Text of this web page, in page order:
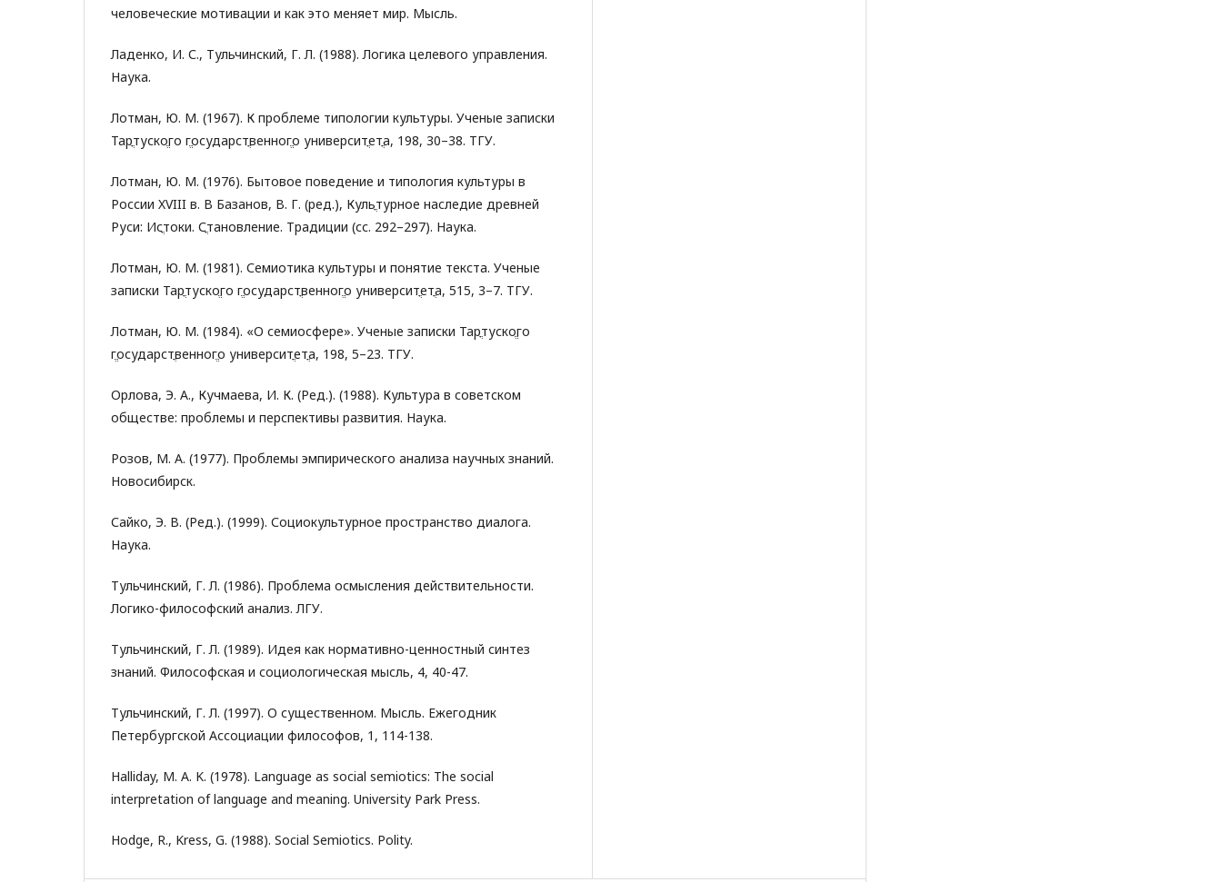
человеческие мотивации и как это меняет мир. Мысль.
Ладенко, И. С., Тульчинский, Г. Л. (1988). Логика целевого управления.
Наука.
Лотман, Ю. М. (1967). К проблеме типологии культуры. Ученые записки
Тарֳтускоֱго гֱосударстֳвенногֱо университֳетֳа, 198, 30–38. ТГУ.
Лотман, Ю. М. (1976). Бытовое поведение и типология культуры в
России XVIII в. В Базанов, В. Г. (ред.), Кульֳтурное наследие древней
Руси: Исֳтоки. Сֳтановление. Традиции (сс. 292–297). Hаука.
Лотман, Ю. М. (1981). Семиотика культуры и понятие текста. Ученые
записки Тарֳтускоֱго гֱосударстֳвенногֱо университֳетֳа, 515, 3–7. ТГУ.
Лотман, Ю. М. (1984). «О семиосфере». Ученые записки Тарֳтускоֱго
гֱосударстֳвенногֱо университֳетֳа, 198, 5–23. ТГУ.
Орлова, Э. А., Кучмаева, И. К. (Ред.). (1988). Культура в советском
обществе: проблемы и перспективы развития. Наука.
Розов, М. А. (1977). Проблемы эмпирического анализа научных знаний.
Новосибирск.
Сайко, Э. В. (Ред.). (1999). Социокультурное пространство диалога.
Наука.
Тульчинский, Г. Л. (1986). Проблема осмысления действительности.
Логико-философский анализ. ЛГУ.
Тульчинский, Г. Л. (1989). Идея как нормативно-ценностный синтез
знаний. Философская и социологическая мысль, 4, 40-47.
Тульчинский, Г. Л. (1997). О существенном. Мысль. Ежегодник
Петербургской Ассоциации философов, 1, 114-138.
Halliday, M. A. K. (1978). Language as social semiotics: The social
interpretation of language and meaning. University Park Press.
Hodge, R., Kress, G. (1988). Social Semiotics. Polity.